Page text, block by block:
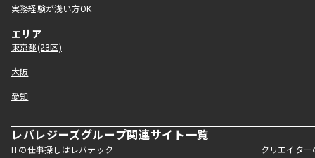
実務経験が浅い方OK
エリア
東京都(23区)
大阪
愛知
レバレジーズグループ関連サイト一覧
ITの仕事探しはレバテック クリエイタ